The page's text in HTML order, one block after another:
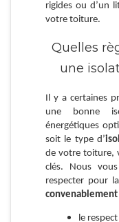
rigides ou d’un
votre toiture.
Quelles
une
Il y a certaines
une bonne
énergétiques
soit le type d’
de votre toiture,
clés. Nous
respecter pour
convenablement
le